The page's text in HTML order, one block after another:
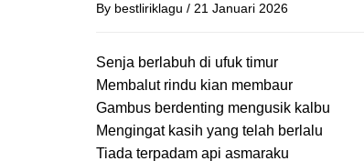
By bestliriklagu / 21 Januari 2026
Senja berlabuh di ufuk timur
Membalut rindu kian membaur
Gambus berdenting mengusik kalbu
Mengingat kasih yang telah berlalu
Tiada terpadam api asmaraku